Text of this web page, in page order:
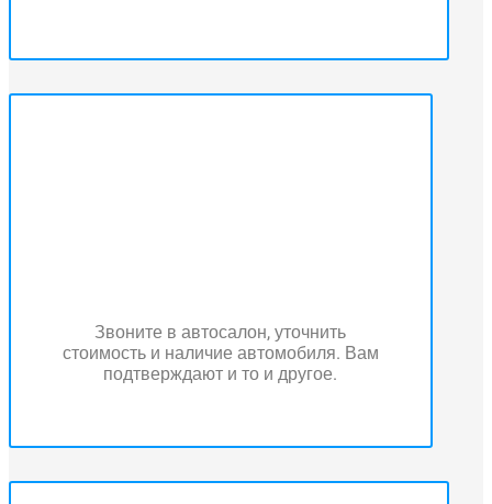
Звоните в автосалон, уточнить
стоимость и наличие автомобиля. Вам
подтверждают и то и другое.